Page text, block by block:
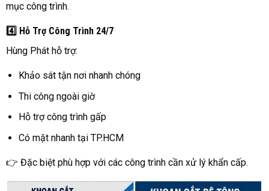
mục công trình.
4️⃣ Hỗ Trợ Công Trình 24/7
Hùng Phát hỗ trợ:
Khảo sát tận nơi nhanh chóng
Thi công ngoài giờ
Hỗ trợ công trình gấp
Có mặt nhanh tại TP.HCM
👉 Đặc biệt phù hợp với các công trình cần xử lý khẩn cấp.